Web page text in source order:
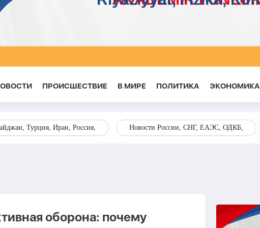
ПРОИСШЕСТВИЕ В МИРЕ ПОЛИТИКА ЭКОНОМИКА
Турция, Иран, Россия, Новости России, СНГ, ЕАЭС, ОДКБ,
оборона: почему